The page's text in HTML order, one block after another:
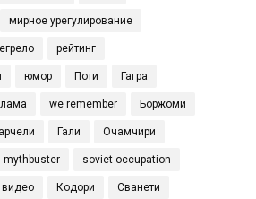
мирное урегулирование
рейтинг
юмор Поти Гагра
we remember Боржоми
Гали Очамчири
mythbuster soviet occupation
видео Кодори Сванети